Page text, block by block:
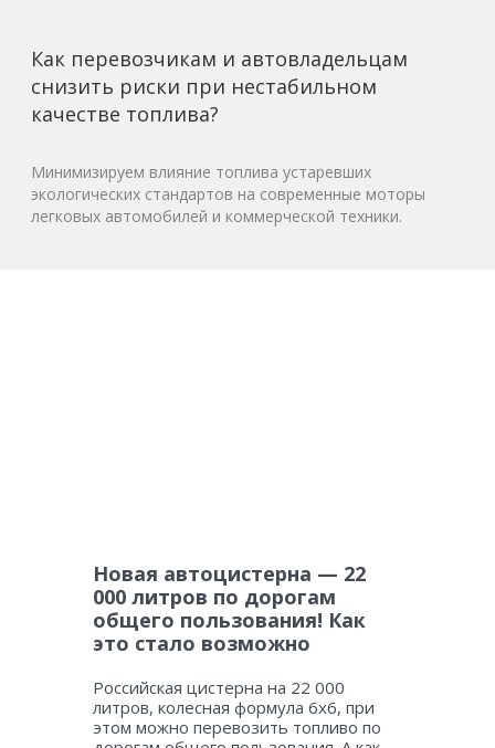
Как перевозчикам и автовладельцам
снизить риски при нестабильном
качестве топлива?
Минимизируем влияние топлива устаревших
экологических стандартов на современные моторы
легковых автомобилей и коммерческой техники.
Новая автоцистерна — 22
000 литров по дорогам
общего пользования! Как
это стало возможно
Российская цистерна на 22 000
литров, колесная формула 6х6, при
этом можно перевозить топливо по